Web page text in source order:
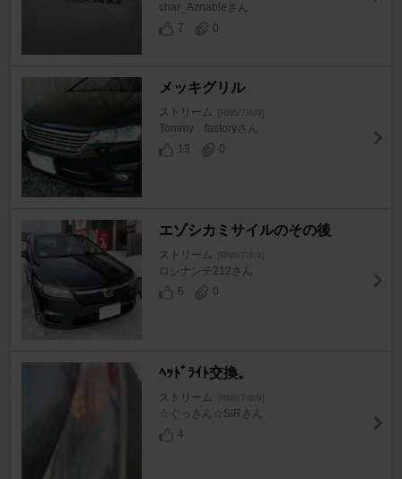
char_Aznableさん
7
0
メッキグリル
ストリーム [RN6/7/8/9]
Tommy factoryさん
13
0
エゾシカミサイルのその後
ストリーム [RN6/7/8/9]
ロシナンテ212さん
6
0
ﾍｯﾄﾞﾗｲﾄ交換。
ストリーム [RN6/7/8/9]
☆ぐっさん☆SiRさん
4